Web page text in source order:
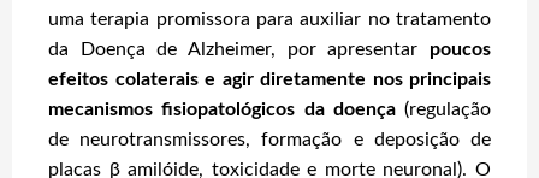
uma terapia promissora para auxiliar no tratamento
da Doença de Alzheimer, por apresentar poucos
efeitos colaterais e agir diretamente nos principais
mecanismos fisiopatológicos da doença(regulação
de neurotransmissores, formação e deposição de
placas β amilóide, toxicidade e morte neuronal). O